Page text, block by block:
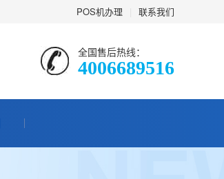
POS机办理 联系我们
全国售后热线：
4006689516